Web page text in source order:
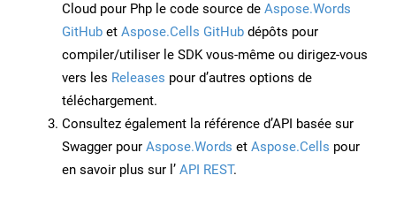
Cloud pour Php le code source de Aspose.Words
GitHub et Aspose.Cells GitHub dépôts pour
compiler/utiliser le SDK vous-même ou dirigez-vous
vers les Releases pour d’autres options de
téléchargement.
Consultez également la référence d’API basée sur
Swagger pour Aspose.Words et Aspose.Cells pour
en savoir plus sur l’ API REST.